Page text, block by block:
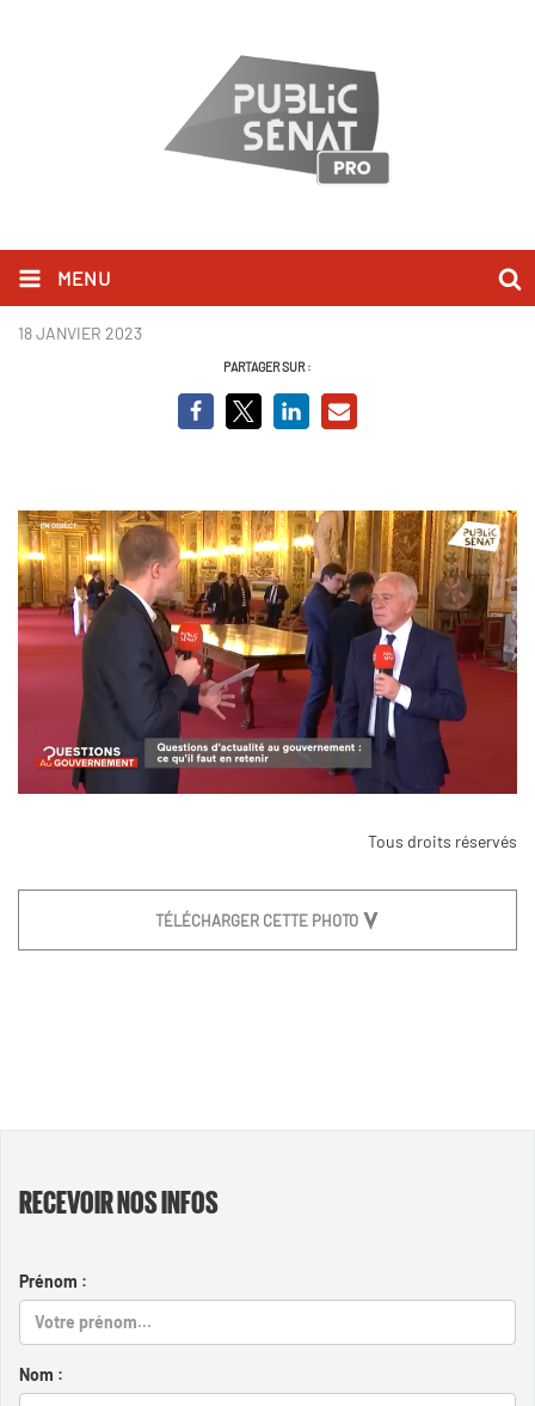
MENU
Patriat - QAG.PNG
18 JANVIER 2023
PARTAGER SUR :
Tous droits réservés
TÉLÉCHARGER CETTE PHOTO
RECEVOIR NOS INFOS
Prénom :
Nom :